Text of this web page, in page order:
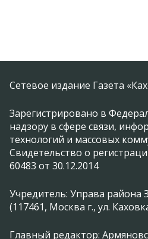
Сетевое издание Газета
Зарегистрировано в
надзору в сфере связи,
технологий и массовых
Свидетельство о
60483 от 30.12.2014
Учредитель: Управа
(117461, Москва г., ул.
Главный редактор: